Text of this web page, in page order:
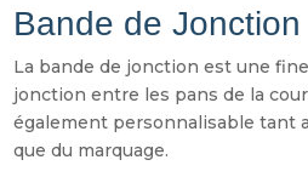
Bande de Jonction
La bande de jonction est une
jonction entre les pans de la
également personnalisable tant
que du marquage.